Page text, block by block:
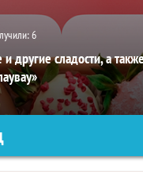
6
другие сладости, а